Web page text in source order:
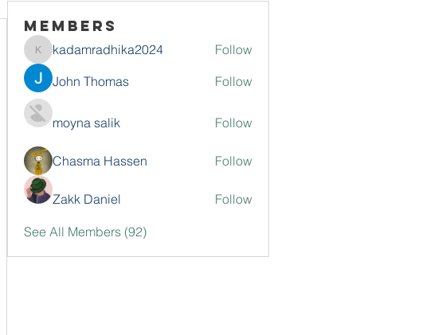
Members
kadamradhika2024
kadamradhika2024
Follow
John Thomas
Follow
moyna salik Follow
Chasma Hassen Follow
Zakk Daniel Follow
See All Members (92)